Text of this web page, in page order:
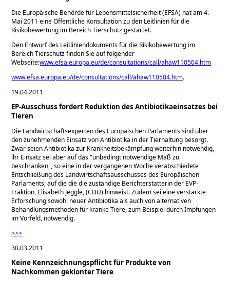
Die Europäische Behörde für Lebensmittelsicherheit (EFSA) hat am 4.
Mai 2011 eine Öffentliche Konsultation zu den Leitlinien für die
Risikobewertung im Bereich Tierschutz gestartet.
Den Entwurf des Leitliniendokuments für die Risikobewertung im
Bereich Tierschutz finden Sie auf folgender
Webseite:www.efsa.europa.eu/de/consultations/call/ahaw110504.htm
www.efsa.europa.eu/de/consultations/call/ahaw110504.htm.
19.04.2011
EP-Ausschuss fordert Reduktion des Antibiotikaeinsatzes bei
Tieren
Die Landwirtschaftsexperten des Europäischen Parlaments sind über
den zunehmenden Einsatz von Antibiotika in der Tierhaltung besorgt.
Zwar seien Antibiotika zur Krankheitsbekämpfung weiterhin notwendig,
ihr Einsatz sei aber auf das unbedingt notwendige Maß zu
beschränken , so eine in der vergangenen Woche verabschiedete
Entschließung des Landwirtschaftsausschusses des Europäischen
Parlaments, auf die die die zuständige Berichterstatterin der EVP-
Fraktion, Elisabeth Jeggle, (CDU) hinweist. Zudem sei eine verstärkte
Erforschung sowohl neuer Antibiotika als auch von alternativen
Behandlungsmethoden für kranke Tiere, zum Beispiel durch Impfungen
im Vorfeld, notwendig.
>>>
30.03.2011
Keine Kennzeichnungspflicht für Produkte von
Nachkommen geklonter Tiere